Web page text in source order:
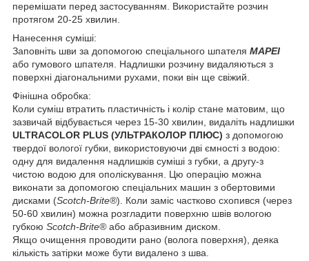
перемішати перед застосуванням. Використайте розчин
протягом 20-25 хвилин.
Нанесення суміші:
Заповніть шви за допомогою спеціального шпателя MAPEI
або гумового шпателя. Надлишки розчину видаляються з
поверхні діагональними рухами, поки він ще свіжий.
Фінішна обробка:
Коли суміш втратить пластичність і колір стане матовим, що
зазвичай відбувається через 15-30 хвилин, видаліть надлишки
ULTRACOLOR PLUS (УЛЬТРАКОЛОР ПЛЮС) з допомогою
твердої вологої губки, використовуючи дві ємності з водою:
одну для видалення надлишків суміші з губки, а другу-з
чистою водою для ополіскування. Цю операцію можна
виконати за допомогою спеціальних машин з обертовими
дисками (Scotch-Brite®). Коли заміс частково схопився (через
50-60 хвилин) можна розгладити поверхню швів вологою
губкою Scotch-Brite®або абразивним диском.
Якщо очищення проводити рано (волога поверхня), деяка
кількість затірки може бути видалено з шва.